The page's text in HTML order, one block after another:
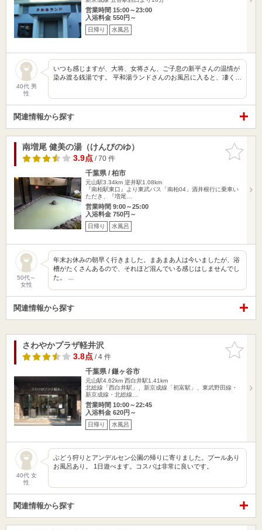
営業時間 15:00～23:00
入浴料金 550円～
日帰り 水風呂
40代 男
性
いつも感じますが、大将、女将さん、ご子息の新平さんの温情が
染み渡る銭湯です。 平和湯ランドさんのお風呂に入ると、凄く…
関連情報から探す
お気に入
りに追加
南増尾 健美の湯（けんびのゆ）
3.9点/ 70 件
千葉県 / 柏市
元山駅3.34km 逆井駅1.08km
『南柏駅東口』より東武バス「南柏04」酒井根行に乗車い
ただき、『増尾…
営業時間 9:00～25:00
入浴料金 750円～
日帰り 水風呂
50代～
女性
年末お休みの朝早く行きました。まあまあ人は今いましたが、浴
槽がたくさんあるので、それほど混んでいる感じはしませんでし
た。 …
関連情報から探す
お気に入
りに追加
さわやかプラザ軽井沢
3.8点/ 4 件
千葉県 / 鎌ヶ谷市
元山駅4.62km 西白井駅1.41km
北総線「西白井駅」、新京成線「初富駅」、東武野田線・
新京成線・北総線…
営業時間 10:00～22:45
入浴料金 620円～
日帰り 水風呂
40代 女
性
ぶどう狩りとアンデルセン公園の帰りに寄りました。プールあり
お風呂あり。 1日遊べます。コスパは非常に良いです。
関連情報から探す